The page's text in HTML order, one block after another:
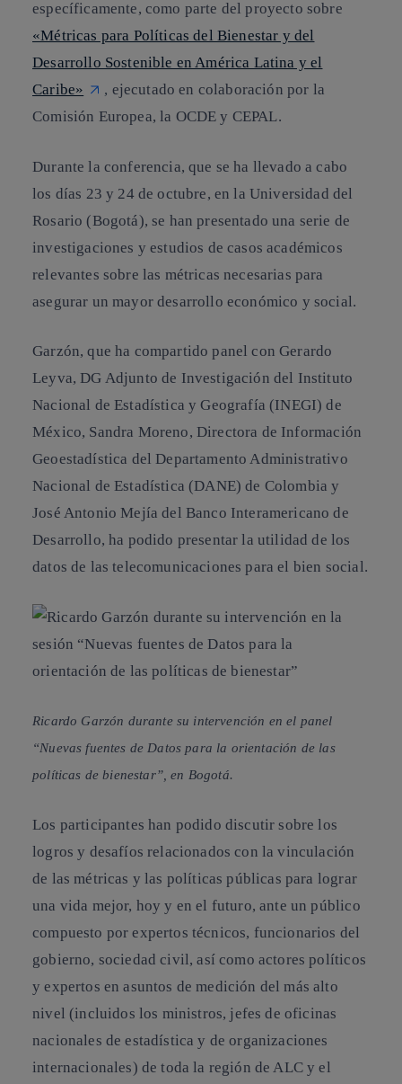
específicamente, como parte del proyecto sobre
«Métricas para Políticas del Bienestar y del
Desarrollo Sostenible en América Latina y el
Caribe»
, ejecutado en colaboración por la
Comisión Europea, la OCDE y CEPAL.
Durante la conferencia, que se ha llevado a cabo
los días 23 y 24 de octubre, en la Universidad del
Rosario (Bogotá), se han presentado una serie de
investigaciones y estudios de casos académicos
relevantes sobre las métricas necesarias para
asegurar un mayor desarrollo económico y social.
Garzón, que ha compartido panel conGerardo
Leyva, DG Adjunto de Investigación del Instituto
Nacional de Estadística y Geografía (INEGI) de
México, Sandra Moreno, Directora de Información
Geoestadística del Departamento Administrativo
Nacional de Estadística (DANE) de Colombia y
José Antonio Mejía del Banco Interamericano de
Desarrollo, ha podido presentar la utilidad de los
datos de las telecomunicaciones para el bien social.
Ricardo Garzón durante su intervención en el panel
“Nuevas fuentes de Datos para la orientación de las
políticas de bienestar”, en Bogotá.
Los participantes han podido discutir sobre los
logros y desafíos relacionados con la vinculación
de las métricas y las políticas públicas para lograr
una vida mejor, hoy y en el futuro, ante un público
compuesto por expertos técnicos, funcionarios del
gobierno, sociedad civil, así como actores políticos
y expertos en asuntos de medición del más alto
nivel (incluidos los ministros, jefes de oficinas
nacionales de estadística y de organizaciones
internacionales) de toda la región de ALC y el